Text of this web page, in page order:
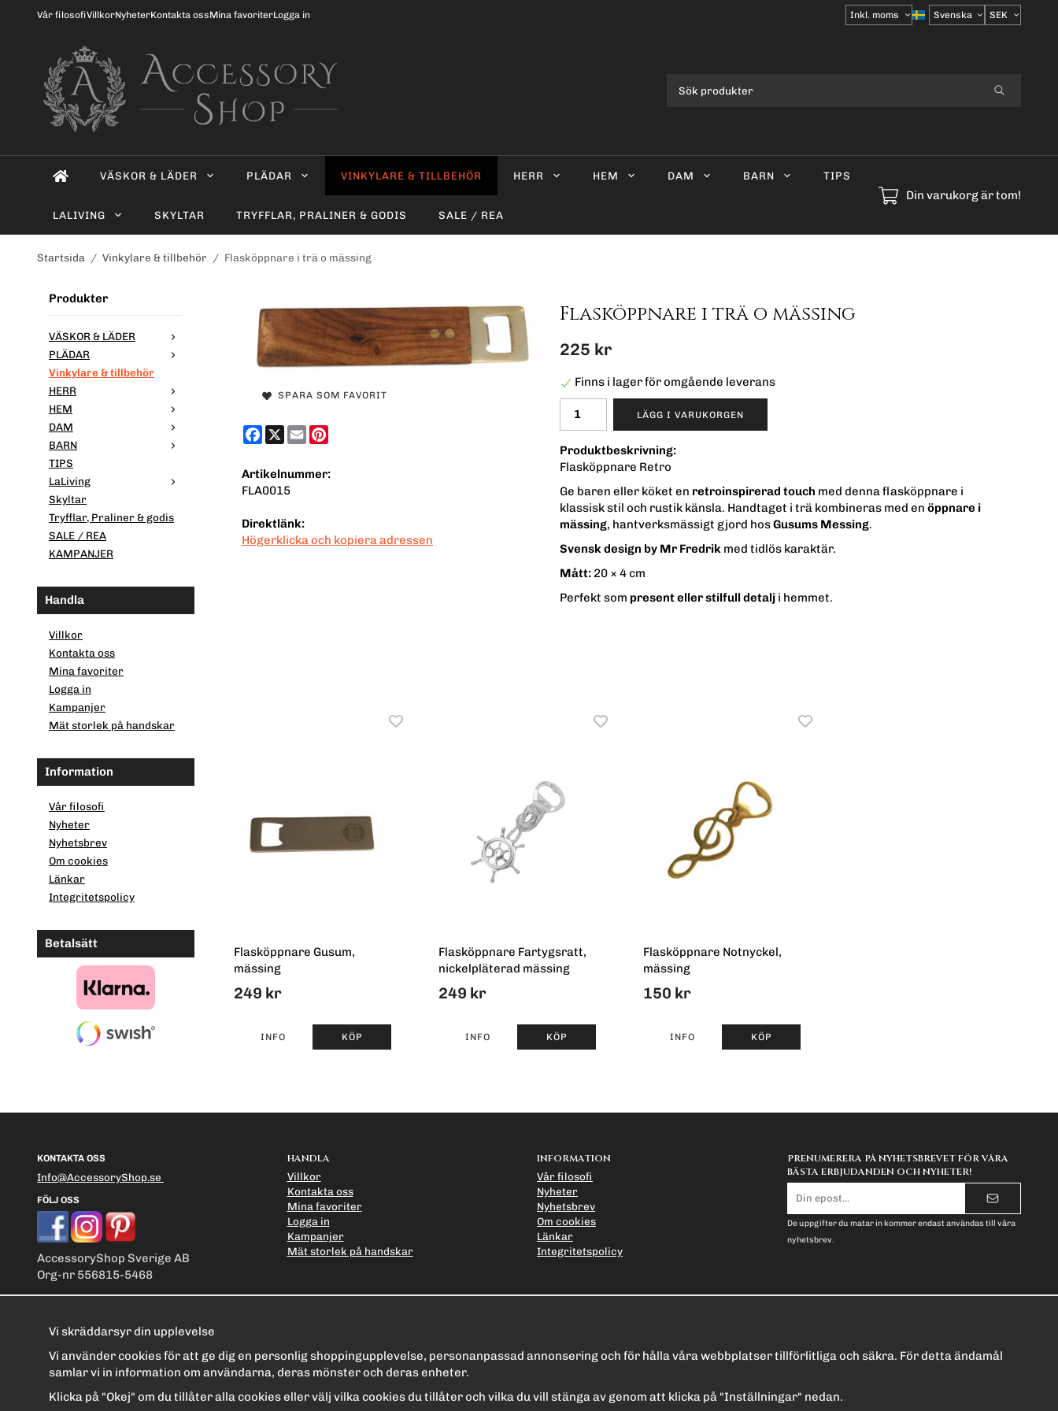
Vår filosofiVillkorNyheterKontakta ossMina favoriterLogga in
Välj
moms
VÄSKOR & LÄDER PLÄDAR VINKYLARE & TILLBEHÖR HERR HEM DAM BARN TIPS
LALIVING SKYLTAR TRYFFLAR, PRALINER & GODIS SALE / REA
Din varukorg är tom!
Startsida / Vinkylare & tillbehör / Flasköppnare i trä o mässing
Produkter
VÄSKOR & LÄDER
PLÄDAR
Vinkylare & tillbehör
HERR
HEM
DAM
BARN
TIPS
LaLiving
Skyltar
Tryfflar, Praliner & godis
SALE / REA
KAMPANJER
Handla
Villkor
Kontakta oss
Mina favoriter
Logga in
Kampanjer
Mät storlek på handskar
Information
Vår filosofi
Nyheter
Nyhetsbrev
Om cookies
Länkar
Integritetspolicy
Betalsätt
Flasköppnare i trä o mässing
225 kr
Finns i lager för omgående leverans
LÄGG I VARUKORGEN
Produktbeskrivning:
Flasköppnare Retro
Ge baren eller köket en retroinspirerad touch med denna flasköppnare i
klassisk stil och rustik känsla. Handtaget i trä kombineras med en öppnare i
mässing, hantverksmässigt gjord hosGusums Messing.
Svensk design by Mr Fredrik med tidlös karaktär.
Mått: 20 × 4 cm
Perfekt som present eller stilfull detalj i hemmet.
SPARA SOM FAVORIT
Facebook
X Email
Artikelnummer:
FLA0015
Direktlänk:
Högerklicka och kopiera adressen
Flasköppnare Gusum,
mässing
249 kr
INFO KÖP
Flasköppnare Fartygsratt,
nickelpläterad mässing
249 kr
INFO KÖP
Flasköppnare Notnyckel,
mässing
150 kr
INFO KÖP
KONTAKTA OSS
Info@AccessoryShop.se
FÖLJ OSS
AccessoryShop Sverige AB
Org-nr 556815-5468
HANDLA
Villkor
Kontakta oss
Mina favoriter
Logga in
Kampanjer
Mät storlek på handskar
INFORMATION
Vår filosofi
Nyheter
Nyhetsbrev
Om cookies
Länkar
Integritetspolicy
PRENUMERERA PÅ NYHETSBREVET FÖR VÅRA
BÄSTA ERBJUDANDEN OCH NYHETER!
postadress
De uppgifter du matar in kommer endast användas till våra
nyhetsbrev.
Vi skräddarsyr din upplevelse
Vi använder cookies för att ge dig en personlig shoppingupplevelse, personanpassad annonsering och för hålla våra webbplatser tillförlitliga och säkra. För detta ändamål
samlar vi in information om användarna, deras mönster och deras enheter.
Klicka på "Okej" om du tillåter alla cookies eller välj vilka cookies du tillåter och vilka du vill stänga av genom att klicka på "Inställningar" nedan.